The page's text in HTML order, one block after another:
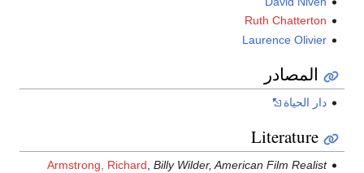
Ruth Chatterton
Laurence Olivier
المصادر
دار الحياة
Literature
Armstrong, Richard, Billy Wilder, American Film Realist